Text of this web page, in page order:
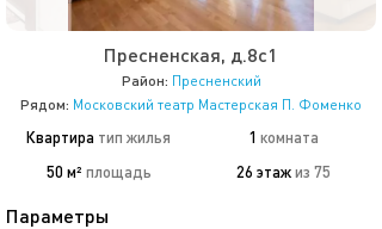
Пресненская, д.8с1
Район: Пресненский
Рядом: Московский театр Мастерская П. Фоменко
Квартира тип жилья 1 комната
50 м² площадь 26 этажиз 75
Параметры